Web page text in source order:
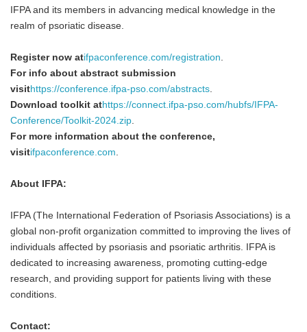
IFPA and its members in advancing medical knowledge in the
realm of psoriatic disease.
Register now atifpaconference.com/registration.
For info about abstract submission
visithttps://conference.ifpa-pso.com/abstracts.
Download toolkit athttps://connect.ifpa-pso.com/hubfs/IFPA-
Conference/Toolkit-2024.zip.
For more information about the conference,
visitifpaconference.com.
About IFPA:
IFPA (The International Federation of Psoriasis Associations) is a
global non-profit organization committed to improving the lives of
individuals affected by psoriasis and psoriatic arthritis. IFPA is
dedicated to increasing awareness, promoting cutting-edge
research, and providing support for patients living with these
conditions.
Contact: